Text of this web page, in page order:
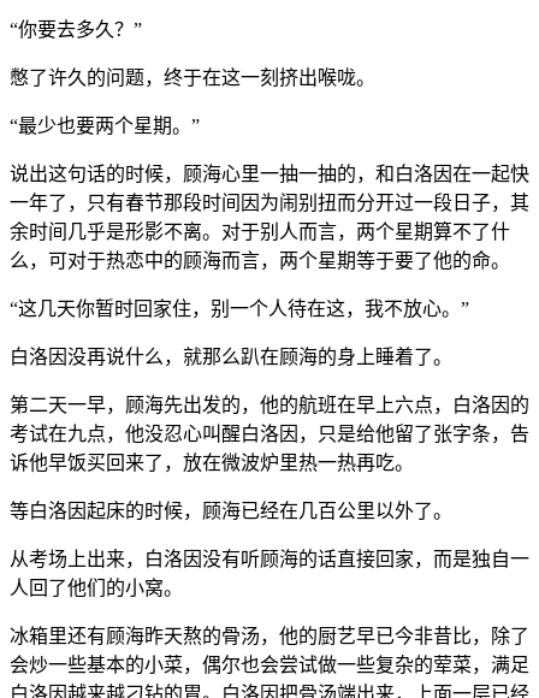
“你要去多久？”
憋了许久的问题，终于在这一刻挤出喉咙。
“最少也要两个星期。”
说出这句话的时候，顾海心里一抽一抽的，和白洛因在一起快
一年了，只有春节那段时间因为闹别扭而分开过一段日子，其
余时间几乎是形影不离。对于别人而言，两个星期算不了什
么，可对于热恋中的顾海而言，两个星期等于要了他的命。
“这几天你暂时回家住，别一个人待在这，我不放心。”
白洛因没再说什么，就那么趴在顾海的身上睡着了。
第二天一早，顾海先出发的，他的航班在早上六点，白洛因的
考试在九点，他没忍心叫醒白洛因，只是给他留了张字条，告
诉他早饭买回来了，放在微波炉里热一热再吃。
等白洛因起床的时候，顾海已经在几百公里以外了。
从考场上出来，白洛因没有听顾海的话直接回家，而是独自一
人回了他们的小窝。
冰箱里还有顾海昨天熬的骨汤，他的厨艺早已今非昔比，除了
会炒一些基本的小菜，偶尔也会尝试做一些复杂的荤菜，满足
白洛因越来越刁钻的胃。白洛因把骨汤端出来，上面一层已经